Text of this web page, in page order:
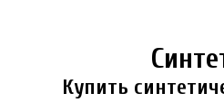
Купить